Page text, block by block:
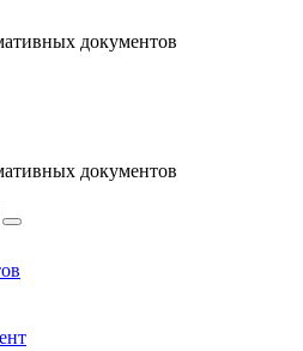
документов
документов